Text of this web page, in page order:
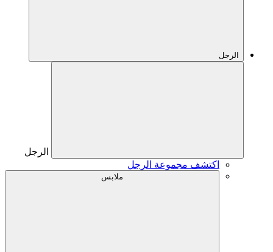
الرجل
الرجل
اكتشف مجموعة الرجل
ملابس